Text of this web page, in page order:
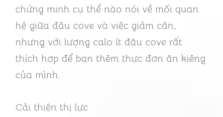
chứng minh cụ thể nào nói về mối quan
hệ giữa đậu cove và việc giảm cân,
nhưng với lượng calo ít đậu cove rất
thích hợp để bạn thêm thực đơn ăn kiêng
của mình.
Cải thiện thị lực